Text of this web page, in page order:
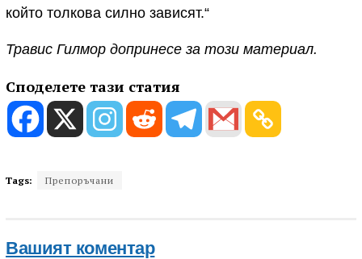
който толкова силно зависят.“
Травис Гилмор допринесе за този материал.
Споделете тази статия
Tags: Препоръчани
Вашият коментар